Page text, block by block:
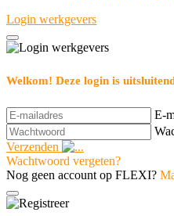
Login werkgevers
Welkom! Deze login is
E-
Verzenden
Wachtwoord vergeten?
Nog geen account op FLEXI?